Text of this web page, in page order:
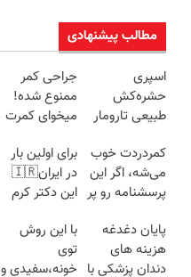
مطالب پیشنهادی
اسپری
حشره‌کش
طبیعی تارومار
زیست و با
محافظت
طبیعی
جراحی کمر
ممنوع شده!
میخوای کمرت
درمان کنی؟
((پرسش‌نامه))
کمردردت خوب
می‌شه، اگر این
پرسشنامه رو پر
برای اولین بار
در ایران🇮🇷
این دکتر کرم
روزه ساخت!
پایان دغدغه
هزینه های
دندان پزشکی با
با این روش
توی
خونه،سفیدی و